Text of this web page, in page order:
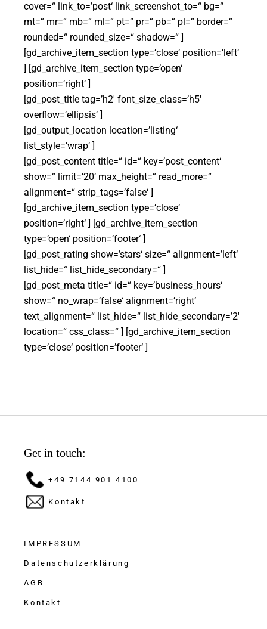
cover=“ link_to=’post‘ link_screenshot_to=“ bg=“
mt=“ mr=“ mb=“ ml=“ pt=“ pr=“ pb=“ pl=“ border=“
rounded=“ rounded_size=“ shadow=“ ]
[gd_archive_item_section type=’close‘ position=’left‘
] [gd_archive_item_section type=’open‘
position=’right‘ ]
[gd_post_title tag=’h2′ font_size_class=’h5′
overflow=’ellipsis‘ ]
[gd_output_location location=’listing‘
list_style=’wrap‘ ]
[gd_post_content title=“ id=“ key=’post_content‘
show=“ limit=’20‘ max_height=“ read_more=“
alignment=“ strip_tags=’false‘ ]
[gd_archive_item_section type=’close‘
position=’right‘ ] [gd_archive_item_section
type=’open‘ position=’footer‘ ]
[gd_post_rating show=’stars‘ size=“ alignment=’left‘
list_hide=“ list_hide_secondary=“ ]
[gd_post_meta title=“ id=“ key=’business_hours‘
show=“ no_wrap=’false‘ alignment=’right‘
text_alignment=“ list_hide=“ list_hide_secondary=’2′
location=“ css_class=“ ] [gd_archive_item_section
type=’close‘ position=’footer‘ ]
Get in touch:
+49 7144 901 4100
Kontakt
IMPRESSUM
Datenschutzerklärung
AGB
Kontakt